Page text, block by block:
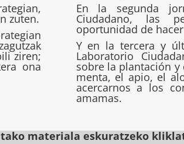
zuten.
ziren;
ona
En la segunda
Ciudadano, las
oportunidad de
Y en la tercera y
Laboratorio
sobre la plantación
menta, el apio, el
acercarnos a los
amamas.
materiala eskuratzeko